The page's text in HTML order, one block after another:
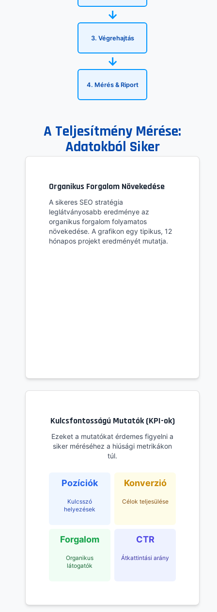
→
3. Végrehajtás
→
4. Mérés & Riport
A Teljesítmény Mérése:
Adatokból Siker
Organikus Forgalom Növekedése
A sikeres SEO stratégia
leglátványosabb eredménye az
organikus forgalom folyamatos
növekedése. A grafikon egy tipikus, 12
hónapos projekt eredményét mutatja.
Kulcsfontosságú Mutatók (KPI-ok)
Ezeket a mutatókat érdemes figyelni a
siker méréséhez a hiúsági metrikákon
túl.
Pozíciók
Kulcsszó
helyezések
Konverzió
Célok teljesülése
Forgalom
Organikus
látogatók
CTR
Átkattintási arány